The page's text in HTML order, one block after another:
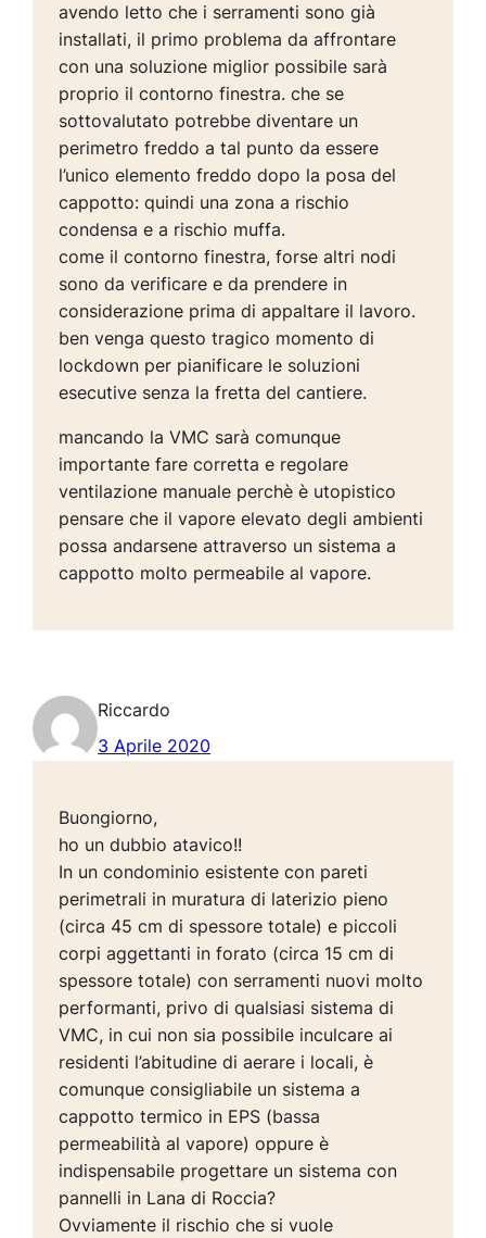
avendo letto che i serramenti sono già
installati, il primo problema da affrontare
con una soluzione miglior possibile sarà
proprio il contorno finestra. che se
sottovalutato potrebbe diventare un
perimetro freddo a tal punto da essere
l’unico elemento freddo dopo la posa del
cappotto: quindi una zona a rischio
condensa e a rischio muffa.
come il contorno finestra, forse altri nodi
sono da verificare e da prendere in
considerazione prima di appaltare il lavoro.
ben venga questo tragico momento di
lockdown per pianificare le soluzioni
esecutive senza la fretta del cantiere.
mancando la VMC sarà comunque
importante fare corretta e regolare
ventilazione manuale perchè è utopistico
pensare che il vapore elevato degli ambienti
possa andarsene attraverso un sistema a
cappotto molto permeabile al vapore.
Riccardo
3 Aprile 2020
Buongiorno,
ho un dubbio atavico!!
In un condominio esistente con pareti
perimetrali in muratura di laterizio pieno
(circa 45 cm di spessore totale) e piccoli
corpi aggettanti in forato (circa 15 cm di
spessore totale) con serramenti nuovi molto
performanti, privo di qualsiasi sistema di
VMC, in cui non sia possibile inculcare ai
residenti l’abitudine di aerare i locali, è
comunque consigliabile un sistema a
cappotto termico in EPS (bassa
permeabilità al vapore) oppure è
indispensabile progettare un sistema con
pannelli in Lana di Roccia?
Ovviamente il rischio che si vuole